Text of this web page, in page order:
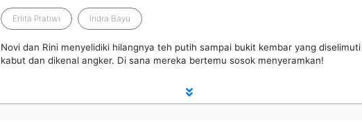
Erlita Pratiwi Indra Bayu
Novi dan Rini menyelidiki hilangnya teh putih sampai bukit kembar yang diselimuti
kabut dan dikenal angker. Di sana mereka bertemu sosok menyeramkan!